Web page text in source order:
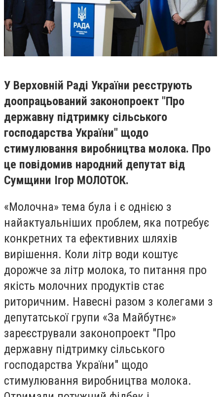
У Верховній Раді України реєструють
доопрацьований законопроект "Про
державну підтримку сільського
господарства України" щодо
стимулювання виробництва молока. Про
це повідомив народний депутат від
Сумщини Ігор МОЛОТОК.
«Молочна» тема була і є однією з
найактуальніших проблем, яка потребує
конкретних та ефективних шляхів
вирішення. Коли літр води коштує
дорожче за літр молока, то питання про
якість молочних продуктів стає
риторичним. Навесні разом з колегами з
депутатської групи «За Майбутнє»
зареєстрували законопроект "Про
державну підтримку сільського
господарства України" щодо
стимулювання виробництва молока.